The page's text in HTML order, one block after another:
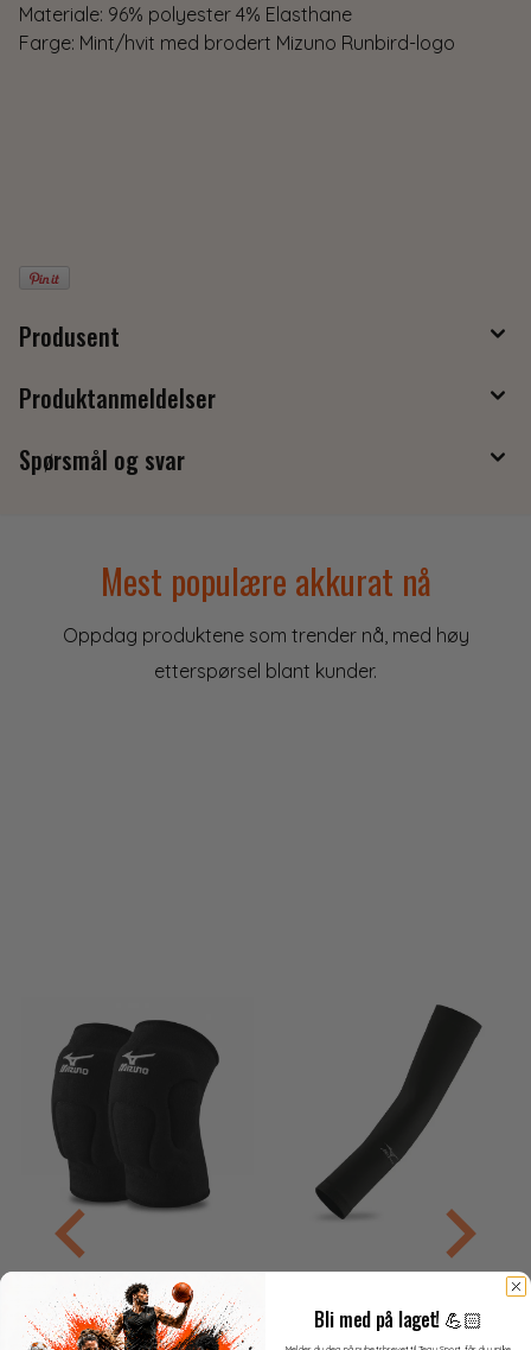
Materiale: 96% polyester 4% Elasthane
Farge: Mint/hvit med brodert Mizuno Runbird-logo
Produsent
Produktanmeldelser
Spørsmål og svar
Mest populære akkurat nå
Oppdag produktene som trender nå, med høy
etterspørsel blant kunder.
Bli med på laget! 💪🏻